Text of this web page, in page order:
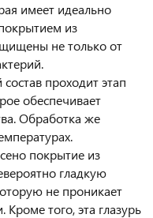
имеет идеально
из
не только от
проходит этап
обеспечивает
Обработка же
покрытие из
гладкую
не проникает
Кроме того, эта глазурь